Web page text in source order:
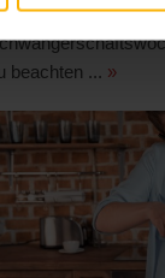
beachten ... »